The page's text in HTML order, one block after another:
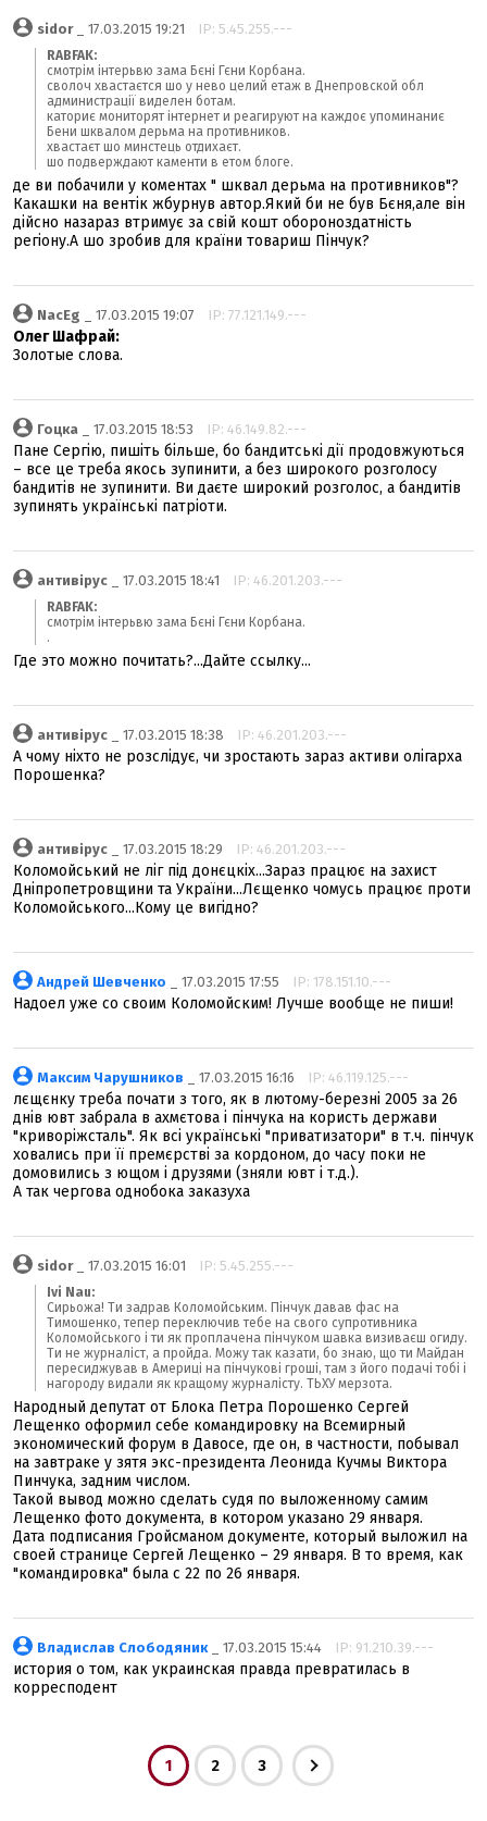
sidor_ 17.03.2015 19:21 IP: 5.45.255.---
RABFAK:
смотрім інтерьвю зама Бєні Гєни Корбана.
сволоч хвастаєтся шо у нево целий етаж в Днепровской обл
администрації виделен ботам.
каториє мониторят інтернет и реагируют на каждоє упоминаниє
Бени шквалом дерьма на противников.
хвастаєт шо минстець отдихаєт.
шо подверждают каменти в етом блоге.
де ви побачили у коментах " шквал дерьма на противников"?
Какашки на вентік жбурнув автор.Який би не був Бєня,але він
дійсно назараз втримує за свій кошт обороноздатність
регіону.А шо зробив для країни товариш Пінчук?
NacEg _ 17.03.2015 19:07 IP: 77.121.149.---
Олег Шафрай:
Золотые слова.
Гоцка _ 17.03.2015 18:53 IP: 46.149.82.---
Пане Сергію, пишіть більше, бо бандитські дії продовжуються
– все це треба якось зупинити, а без широкого розголосу
бандитів не зупинити. Ви даєте широкий розголос, а бандитів
зупинять українські патріоти.
антивірус _ 17.03.2015 18:41 IP: 46.201.203.---
RABFAK:
смотрім інтерьвю зама Бєні Гєни Корбана.
.
Где это можно почитать?...Дайте ссылку...
антивірус _ 17.03.2015 18:38 IP: 46.201.203.---
А чому ніхто не розслідує, чи зростають зараз активи олігарха
Порошенка?
антивірус _ 17.03.2015 18:29 IP: 46.201.203.---
Коломойський не ліг під донєцкіх...Зараз працює на захист
Дніпропетровщини та України...Лєщенко чомусь працює проти
Коломойського...Кому це вигідно?
Андрей Шевченко _ 17.03.2015 17:55 IP: 178.151.10.---
Надоел уже со своим Коломойским! Лучше вообще не пиши!
Максим Чарушников _ 17.03.2015 16:16 IP: 46.119.125.---
лєщєнку треба почати з того, як в лютому-березні 2005 за 26
днів ювт забрала в ахмєтова і пінчука на користь держави
"криворіжсталь". Як всі українські "приватизатори" в т.ч. пінчук
ховались при її премєрстві за кордоном, до часу поки не
домовились з ющом і друзями (зняли ювт і т.д.).
А так чергова однобока заказуха
sidor_ 17.03.2015 16:01 IP: 5.45.255.---
Ivi Nau:
Сирьожа! Ти задрав Коломойським. Пінчук давав фас на
Тимошенко, тепер переключив тебе на свого супротивника
Коломойського і ти як проплачена пінчуком шавка визиваєш огиду.
Ти не журналіст, а пройда. Можу так казати, бо знаю, що ти Майдан
пересиджував в Америці на пінчукові гроші, там з його подачі тобі і
нагороду видали як кращому журналісту. ТЬХУ мерзота.
Народный депутат от Блока Петра Порошенко Сергей
Лещенко оформил себе командировку на Всемирный
экономический форум в Давосе, где он, в частности, побывал
на завтраке у зятя экс-президента Леонида Кучмы Виктора
Пинчука, задним числом.
Такой вывод можно сделать судя по выложенному самим
Лещенко фото документа, в котором указано 29 января.
Дата подписания Гройсманом документе, который выложил на
своей странице Сергей Лещенко – 29 января. В то время, как
"командировка" была с 22 по 26 января.
Владислав Слободяник_ 17.03.2015 15:44 IP: 91.210.39.---
история о том, как украинская правда превратилась в
корресподент
1 2 3